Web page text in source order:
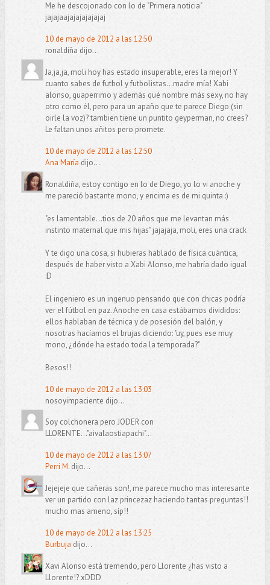
Me he descojonado con lo de "Primera noticia"
jajajaajajajajajajaj
10 de mayo de 2012 a las 12:50
ronaldiña dijo...
Ja,ja,ja, moli hoy has estado insuperable, eres la mejor! Y
cuanto sabes de futbol y futbolistas...madre mía! Xabi
alonso, guaperrimo y además qué nombre más sexy, no hay
otro como él, pero para un apaño que te parece Diego (sin
oirle la voz)? tambien tiene un puntito geyperman, no crees?
Le faltan unos añitos pero promete.
10 de mayo de 2012 a las 12:50
Ana María dijo...
Ronaldiña, estoy contigo en lo de Diego, yo lo vi anoche y
me pareció bastante mono, y encima es de mi quinta :)
"es lamentable...tios de 20 años que me levantan más
instinto maternal que mis hijas" jajajaja, moli, eres una crack
Y te digo una cosa, si hubieras hablado de física cuántica,
después de haber visto a Xabi Alonso, me habría dado igual
:D
El ingeniero es un ingenuo pensando que con chicas podría
ver el fútbol en paz. Anoche en casa estábamos divididos:
ellos hablaban de técnica y de posesión del balón, y
nosotras hacíamos el brujas diciendo: "uy, pues ese muy
mono, ¿dónde ha estado toda la temporada?"
Besos!!
10 de mayo de 2012 a las 13:03
nosoyimpaciente dijo...
Soy colchonera pero JODER con
LLORENTE..."aivalaostiapachi"...
10 de mayo de 2012 a las 13:07
Perri M.dijo...
Jejejeje que cañeras son!, me parece mucho mas interesante
ver un partido con laz princezaz haciendo tantas preguntas!!
mucho mas ameno, síp!!
10 de mayo de 2012 a las 13:25
Burbuja dijo...
Xavi Alonso está tremendo, pero Llorente ¿has visto a
Llorente!? xDDD